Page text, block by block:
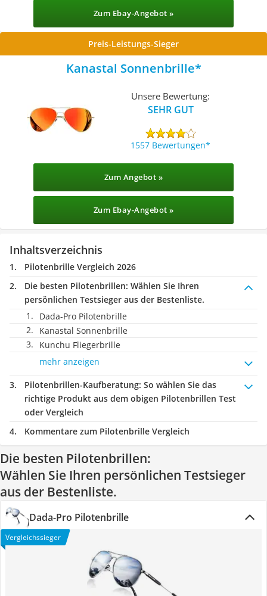
Zum Ebay-Angebot »
Preis-Leistungs-Sieger
Kanastal Sonnenbrille
Unsere Bewertung:
SEHR GUT
1557 Bewertungen
Zum Angebot »
Zum Ebay-Angebot »
Inhaltsverzeichnis
Pilotenbrille Vergleich 2026
Die besten Pilotenbrillen: Wählen Sie Ihren
persönlichen Testsieger aus der Bestenliste.
Dada-Pro Pilotenbrille
Kanastal Sonnenbrille
Kunchu Fliegerbrille
mehr anzeigen
Pilotenbrillen-Kaufberatung: So wählen Sie das
richtige Produkt aus dem obigen Pilotenbrillen Test
oder Vergleich
Kommentare zum Pilotenbrille Vergleich
Die besten Pilotenbrillen:
Wählen Sie Ihren persönlichen Testsieger
aus der Bestenliste.
Dada-Pro Pilotenbrille
Vergleichssieger